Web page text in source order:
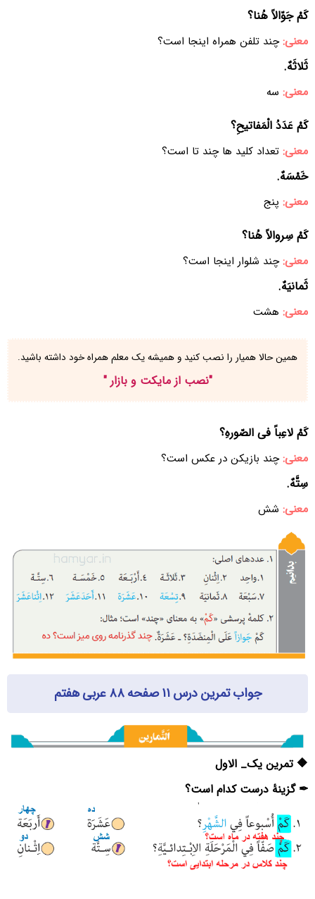
کَمْ جَوّالاً هُنا؟
معنی:چند تلفن همراه اینجا است؟
ثَلاثَهٌ.
معنی: سه
کَمْ عَدَدُ الْمَفاتیحِ؟
معنی: تعداد کلید ها چند تا است؟
خَمْسَهٌ.
معنی: پنج
کَمْ سِروالاً هُنا؟
معنی:چند شلوار اینجا است؟
ثَمانیَهٌ.
معنی: هشت
همین حالا همیار را نصب کنید و همیشه یک معلم همراه خود داشته باشید.
"نصب از مایکت و بازار "
کَمْ لاعِباً فی الصّورهِ؟
معنی:چند بازیکن در عکس است؟
سِتَّهٌ.
معنی: شش
جواب تمرین درس ۱۱ صفحه ۸۸ عربی هفتم
🔶 تمرین یک_ الاول
✒ گزینۀ درست کدام است؟